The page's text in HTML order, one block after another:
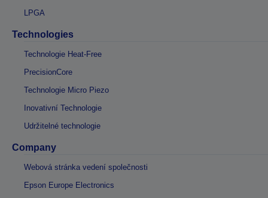
LPGA
Technologies
Technologie Heat-Free
PrecisionCore
Technologie Micro Piezo
Inovativní Technologie
Udržitelné technologie
Company
Webová stránka vedení společnosti
Epson Europe Electronics